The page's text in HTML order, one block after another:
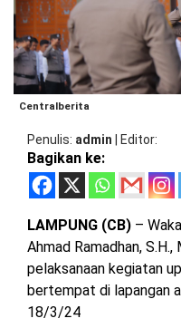
PRINGSEWU
LAMPUNG
SELATAN
LAMPUNG
TENGAH
LAMPUNG
BARAT
LAMPUNG
TIMUR
DPRD
PESAWARAN
DPRD
DPRD
PRINGSEWU
DPRD
LAMSEL
DPRD
LAMTENG
DKI
JAKARTA
Centralberita
Penulis admin Editor
Bagikan ke:
LAMPUNG (CB) –
Ahmad Ramadhan, S.H.,
pelaksanaan kegiatan
bertempat di lapangan
18/3/24